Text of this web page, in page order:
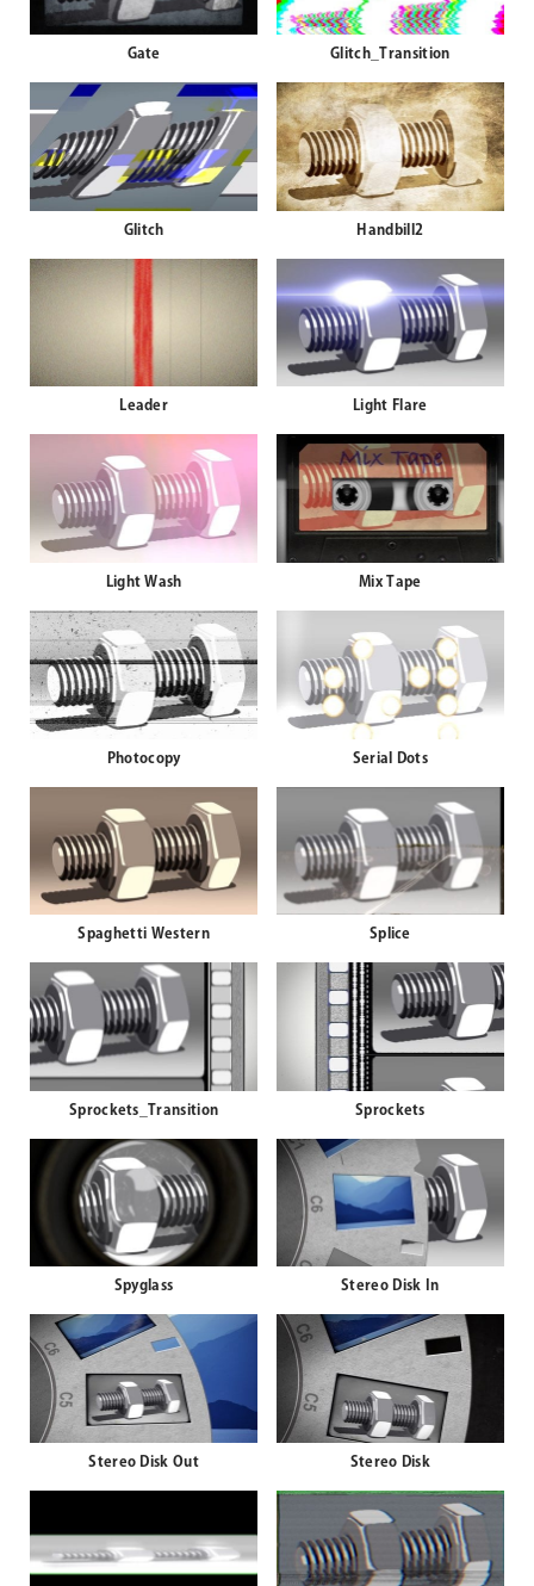
Gate Glitch_Transition
Glitch Handbill2
Leader Light Flare
Light Wash Mix Tape
Photocopy Serial Dots
Spaghetti Western Splice
Sprockets_Transition Sprockets
Spyglass Stereo Disk In
Stereo Disk Out Stereo Disk